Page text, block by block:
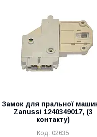
Замок для пральної
Zanussi 1240349017, (3
контакту)
02635